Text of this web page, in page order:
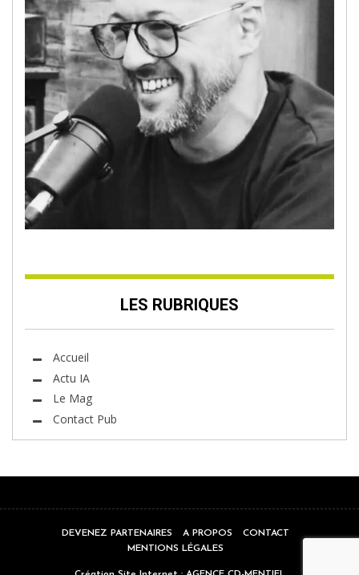
LES RUBRIQUES
Accueil
Actu IA
Le Mag
Contact Pub
DEVENEZ PARTENAIRES A PROPOS
CONTACT
MENTIONS LÉGALES